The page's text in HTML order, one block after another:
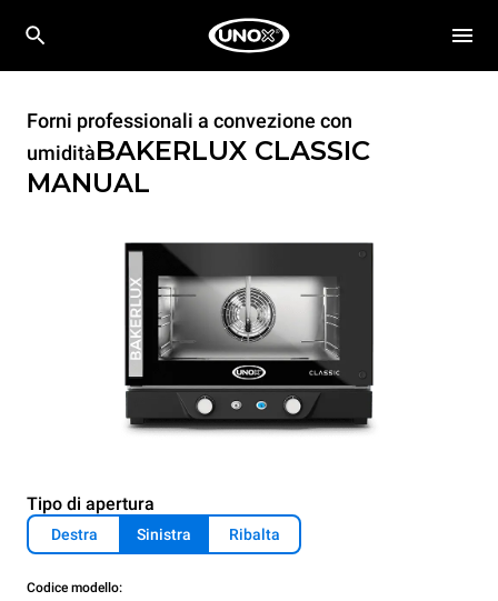
Forni professionali a convezione con
umiditàBAKERLUX CLASSIC
MANUAL
Tipo di apertura
Destra Sinistra Ribalta
Codice modello: